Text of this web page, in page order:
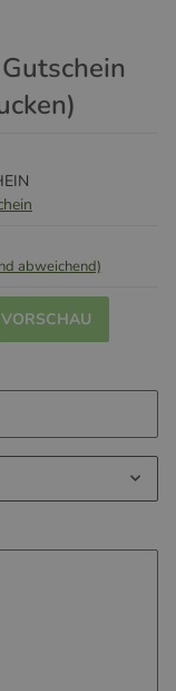
abweichend)
VORSCHAU